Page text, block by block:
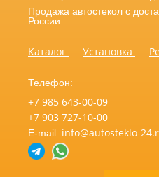
Продажа автостекол с
России.
Каталог Установка
Телефон:
+7 985 643-00-09
+7 903 727-10-00
E-mail: info@autosteklo-